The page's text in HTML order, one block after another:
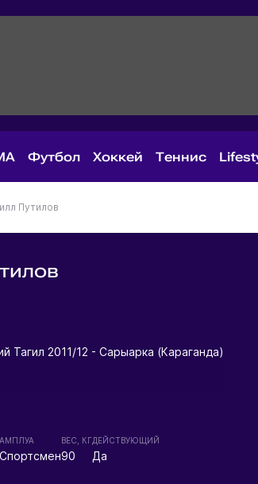
Футбол Хоккей Теннис
Путилов
Тагил 2011/12 - Сарыарка (Караганда)
АМПЛУА
Спортсмен
ВЕС, КГ
90
ДЕЙСТВУЮЩИЙ
Да